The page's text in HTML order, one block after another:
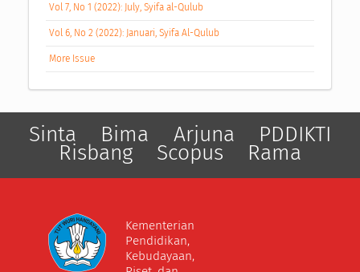
Vol 7, No 1 (2022): July, Syifa al-Qulub
Vol 6, No 2 (2022): Januari, Syifa Al-Qulub
More Issue
Sinta Bima Arjuna PDDIKTI
Risbang Scopus Rama
Kementerian
Pendidikan,
Kebudayaan,